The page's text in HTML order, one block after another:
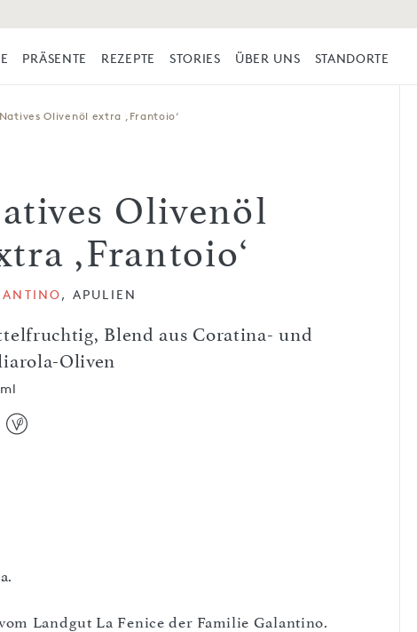
PRÄSENTE REZEPTE STORIES ÜBER UNS STANDORTE
Natives Olivenöl extra ,Frantoio‘
Olivenöl
,Frantoio‘
Blend aus Coratina- und
Oliven
, APULIEN
Landgut La Fenice der Familie Galantino.